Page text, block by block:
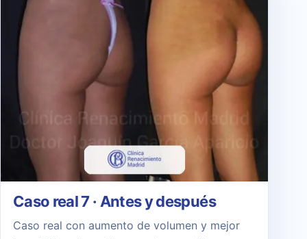
Caso real 7 · Antes y después
Caso real con aumento de volumen y mejor